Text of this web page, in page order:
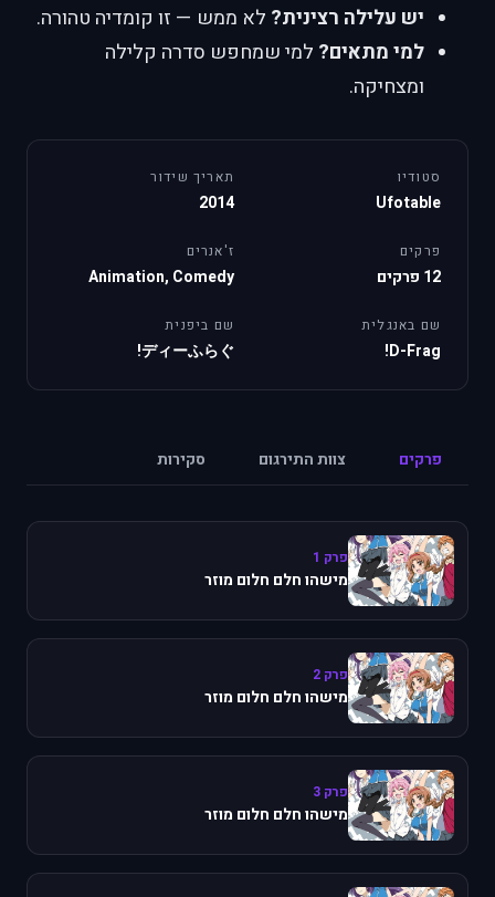
יש עלילה רצינית? לא ממש — זו קומדיה טהורה.
למי מתאים? למי שמחפש סדרה קלילה
ומצחיקה.
סטודיו
Ufotable
תאריך שידור
2014
פרקים
12 פרקים
ז'אנרים
Animation, Comedy
שם באנגלית
D-Frag!
שם ביפנית
ディーふらぐ!
פרקים צוות התירגום סקירות
פרק 1
מישהו חלם חלום מוזר
פרק 2
מישהו חלם חלום מוזר
פרק 3
מישהו חלם חלום מוזר